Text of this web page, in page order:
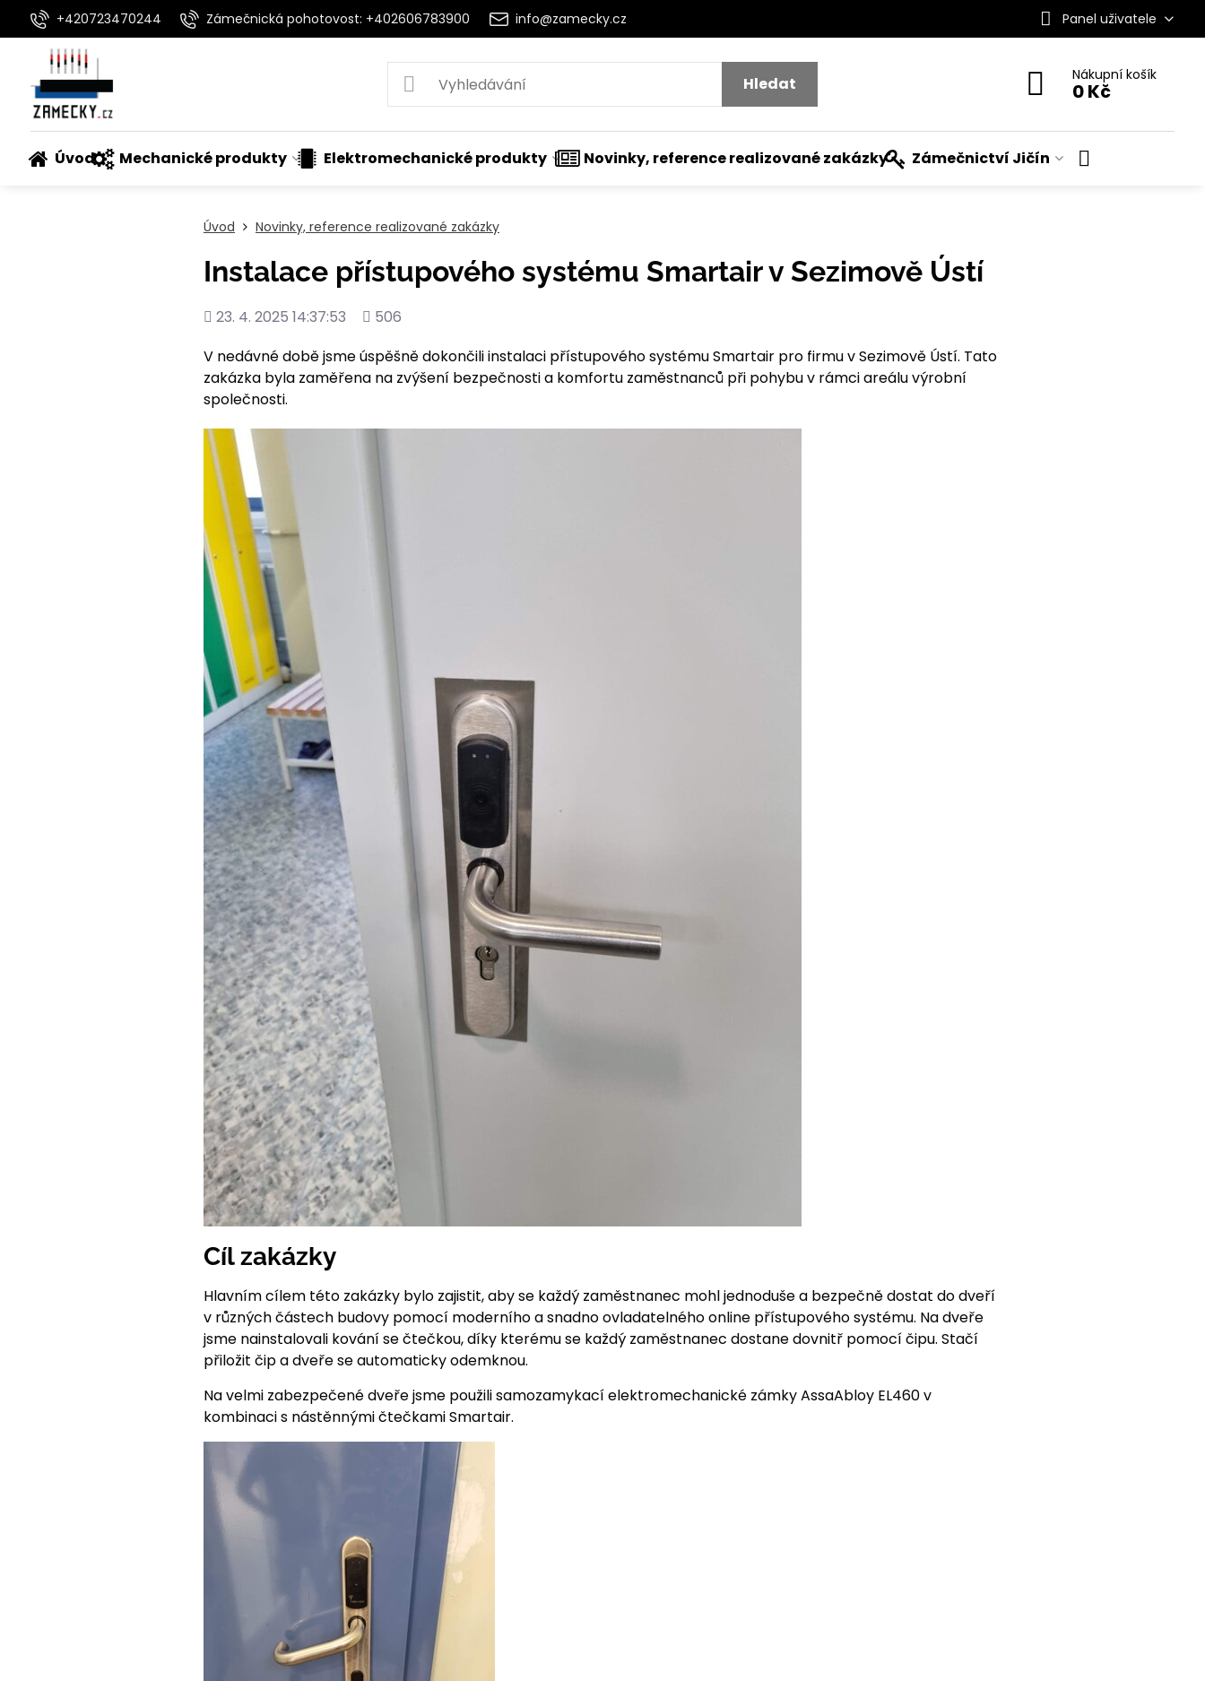
+420723470244 Zámečnická pohotovost: +402606783900 info@zamecky.cz Panel uživatele
Hledat Nákupní košík
0 Kč
Úvod Mechanické produkty Elektromechanické produkty Novinky, reference realizované zakázky Zámečnictví Jičín
Úvod Novinky, reference realizované zakázky
Instalace přístupového systému Smartair v Sezimově Ústí
Přidáno
23. 4. 2025 14:37:53
Počet
506
V nedávné době jsme úspěšně dokončili instalaci přístupového systému Smartair pro firmu v Sezimově Ústí. Tato
zakázka byla zaměřena na zvýšení bezpečnosti a komfortu zaměstnanců při pohybu v rámci areálu výrobní
společnosti.
Cíl zakázky
Hlavním cílem této zakázky bylo zajistit, aby se každý zaměstnanec mohl jednoduše a bezpečně dostat do dveří
v různých částech budovy pomocí moderního a snadno ovladatelného online přístupového systému. Na dveře
jsme nainstalovali kování se čtečkou, díky kterému se každý zaměstnanec dostane dovnitř pomocí čipu. Stačí
přiložit čip a dveře se automaticky odemknou.
Na velmi zabezpečené dveře jsme použili samozamykací elektromechanické zámky AssaAbloy EL460 v
kombinaci s nástěnnými čtečkami Smartair.